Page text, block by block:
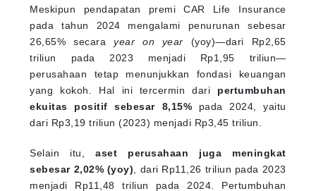
Meskipun pendapatan premi CAR Life Insurance
pada tahun 2024 mengalami penurunan sebesar
26,65% secarayear on year (yoy)—dari Rp2,65
triliun pada 2023 menjadi Rp1,95 triliun—
perusahaan tetap menunjukkan fondasi keuangan
yang kokoh. Hal ini tercermin dari pertumbuhan
ekuitas positif sebesar 8,15% pada 2024, yaitu
dari Rp3,19 triliun (2023) menjadi Rp3,45 triliun.
Selain itu,aset perusahaan juga meningkat
sebesar 2,02% (yoy) , dari Rp11,26 triliun pada 2023
menjadi Rp11,48 triliun pada 2024. Pertumbuhan